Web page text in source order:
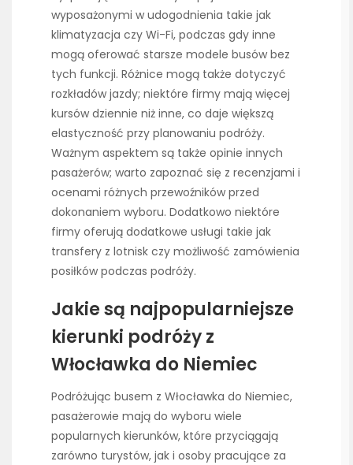
wyposażonymi w udogodnienia takie jak
klimatyzacja czy Wi-Fi, podczas gdy inne
mogą oferować starsze modele busów bez
tych funkcji. Różnice mogą także dotyczyć
rozkładów jazdy; niektóre firmy mają więcej
kursów dziennie niż inne, co daje większą
elastyczność przy planowaniu podróży.
Ważnym aspektem są także opinie innych
pasażerów; warto zapoznać się z recenzjami i
ocenami różnych przewoźników przed
dokonaniem wyboru. Dodatkowo niektóre
firmy oferują dodatkowe usługi takie jak
transfery z lotnisk czy możliwość zamówienia
posiłków podczas podróży.
Jakie są najpopularniejsze
kierunki podróży z
Włocławka do Niemiec
Podróżując busem z Włocławka do Niemiec,
pasażerowie mają do wyboru wiele
popularnych kierunków, które przyciągają
zarówno turystów, jak i osoby pracujące za